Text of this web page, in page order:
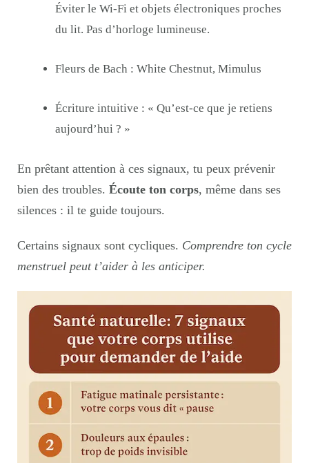
Éviter le Wi-Fi et objets électroniques proches
du lit. Pas d’horloge lumineuse.
Fleurs de Bach : White Chestnut, Mimulus
Écriture intuitive : « Qu’est-ce que je retiens
aujourd’hui ? »
En prêtant attention à ces signaux, tu peux prévenir
bien des troubles. Écoute ton corps, même dans ses
silences : il te guide toujours.
Certains signaux sont cycliques. Comprendre ton cycle
menstruel peut t’aider à les anticiper.